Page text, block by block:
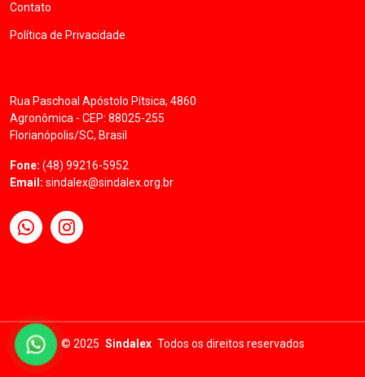
Contato
Política de Privacidade
Rua Paschoal Apóstolo Pítsica, 4860
Agronômica - CEP: 88025-255
Florianópolis/SC, Brasil
Fone: (48) 99216-5952
Email: sindalex@sindalex.org.br
© 2025 Sindalex Todos os direitos reservados